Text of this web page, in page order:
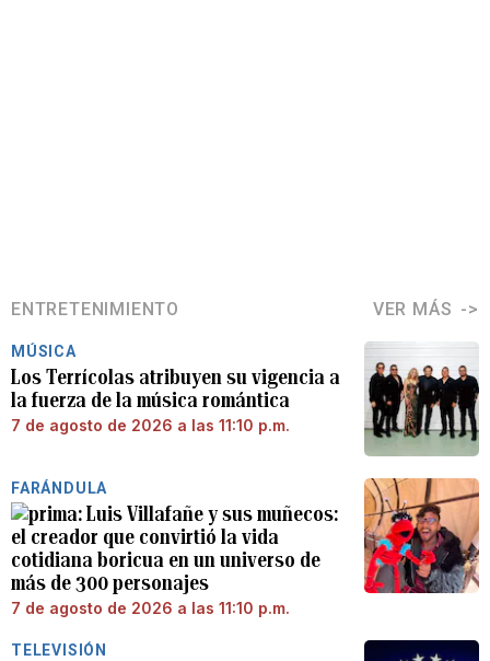
ENTRETENIMIENTO VER MÁS
MÚSICA
Los Terrícolas atribuyen su vigencia a
la fuerza de la música romántica
7 de agosto de 2026 a las 11:10 p.m.
FARÁNDULA
Luis Villafañe y sus muñecos:
el creador que convirtió la vida
cotidiana boricua en un universo de
más de 300 personajes
7 de agosto de 2026 a las 11:10 p.m.
TELEVISIÓN